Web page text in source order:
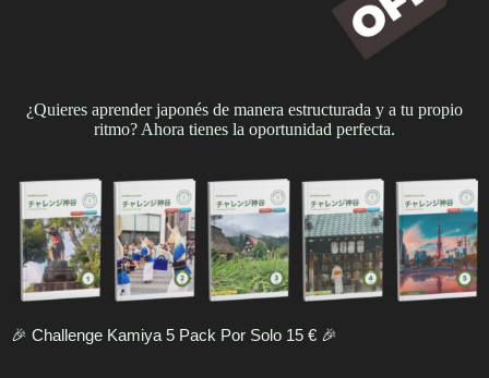
¿Quieres aprender japonés de manera estructurada y a tu propio
ritmo? Ahora tienes la oportunidad perfecta.
🎉 Challenge Kamiya 5 Pack Por Solo 15 € 🎉